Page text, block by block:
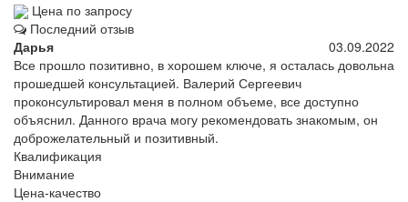
Цена по запросу
Последний отзыв
Дарья
03.09.2022
Все прошло позитивно, в хорошем ключе, я осталась довольна
прошедшей консультацией. Валерий Сергеевич
проконсультировал меня в полном объеме, все доступно
объяснил. Данного врача могу рекомендовать знакомым, он
доброжелательный и позитивный.
Квалификация
Внимание
Цена-качество